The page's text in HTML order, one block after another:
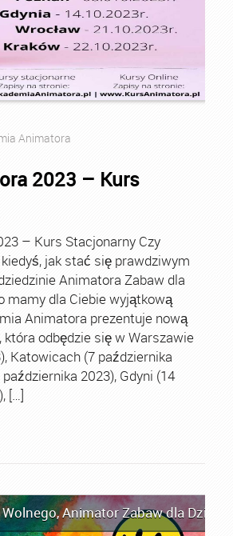
Animatora
2023 – Kurs
– Kurs Stacjonarny Czy
jak stać się prawdziwym
Animatora Zabaw dla
mamy dla Ciebie wyjątkową
Animatora prezentuje nową
odbędzie się w Warszawie
Katowicach (7 października
2023), Gdyni (14
[…]
,Animator Zabaw dla Dzieci